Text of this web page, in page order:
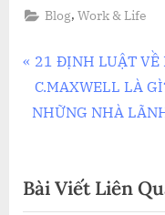
Blog,Work & Life
Điều
hướng
viết
P
r
e
o
21 ĐỊNH LUẬT VỀ
C.MAXWELL LÀ
N
t
NHỮNG NHÀ
Bài Viết Liên